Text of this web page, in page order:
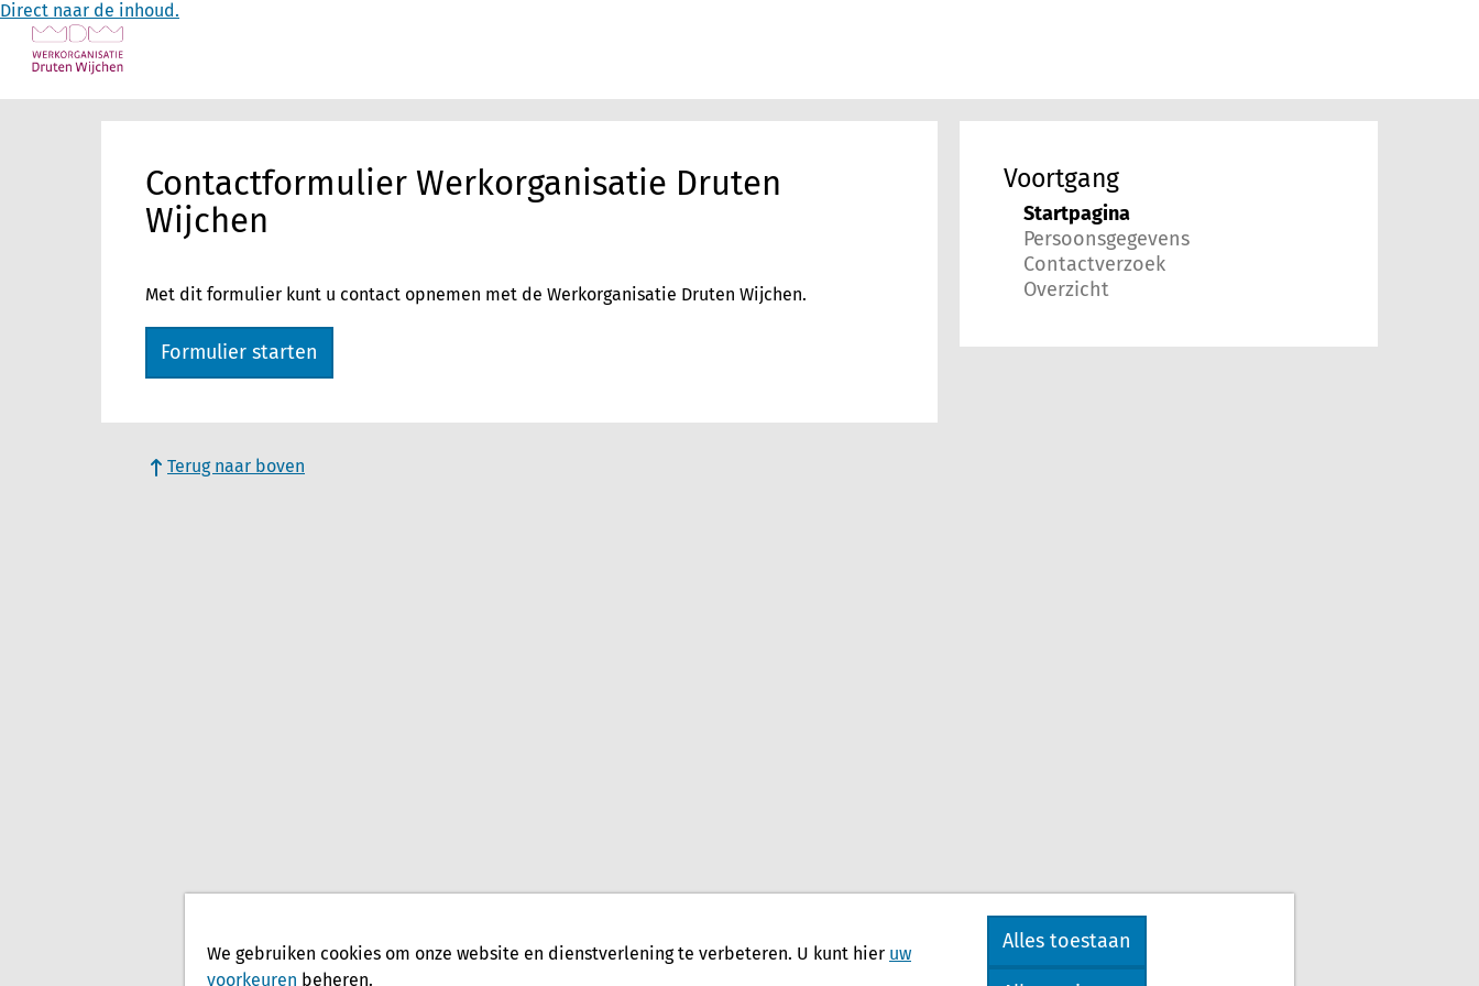
Direct naar de inhoud.
Contactformulier Werkorganisatie Druten
Wijchen
Met dit formulier kunt u contact opnemen met de Werkorganisatie Druten Wijchen.
Formulier starten
Voortgang
Startpagina
Persoonsgegevens
Contactverzoek
Overzicht
Terug naar boven
We gebruiken cookies om onze website en dienstverlening te verbeteren. U kunt hier uw
voorkeuren beheren.
Alles toestaan